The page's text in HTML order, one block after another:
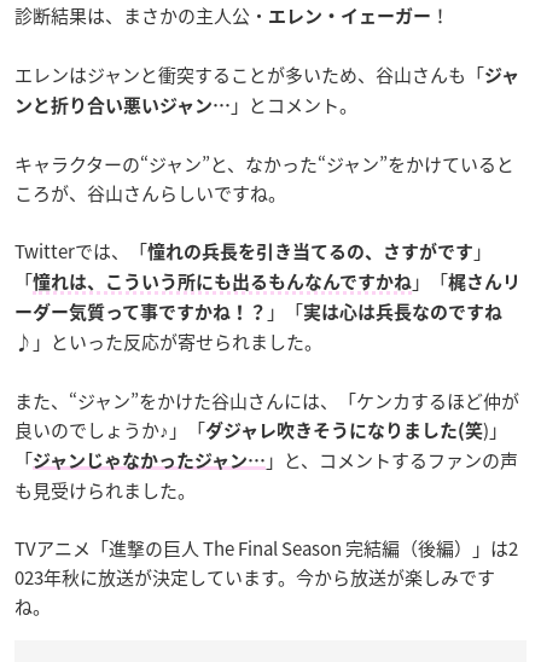
診断結果は、まさかの主人公・ エレン・イェーガー ！
エレンはジャンと衝突することが多いため、谷山さんも「ジャ
ンと折り合い悪いジャン… 」とコメント。
キャラクターの“ジャン”と、なかった“ジャン”をかけていると
ころが、谷山さんらしいですね。
Twitterでは、「憧れの兵長を引き当てるの、さすがです 」
「憧れは、こういう所にも出るもんなんですかね 」「梶さんリ
ーダー気質って事ですかね！？ 」「実は心は兵長なのですね
♪ 」といった反応が寄せられました。
また、“ジャン”をかけた谷山さんには、「ケンカするほど仲が
良いのでしょうか♪」「ダジャレ吹きそうになりました(笑)」
「ジャンじゃなかったジャン… 」と、コメントするファンの声
も見受けられました。
TVアニメ「進撃の巨人 The Final Season 完結編（後編）」は2
023年秋に放送が決定しています。今から放送が楽しみです
ね。